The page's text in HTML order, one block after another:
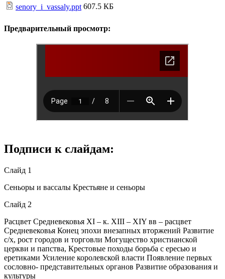
senory_i_vassaly.ppt 607.5 КБ
Предварительный просмотр:
Подписи к слайдам:
Слайд 1
Сеньоры и вассалы Крестьяне и сеньоры
Слайд 2
Расцвет Средневековья XI – к. XIII – XIY вв – расцвет
Средневековья Конец эпохи внезапных вторжений Развитие
с/х, рост городов и торговли Могущество христианской
церкви и папства, Крестовые походы борьба с ересью и
еретиками Усиление королевской власти Появление первых
сословно- представительных органов Развитие образования и
культуры